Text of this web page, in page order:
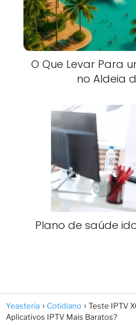
O Que Levar Para
no Aldeia
Plano de saúde
Yeasteria Cotidiano
Teste IPTV
Aplicativos IPTV Mais Baratos?